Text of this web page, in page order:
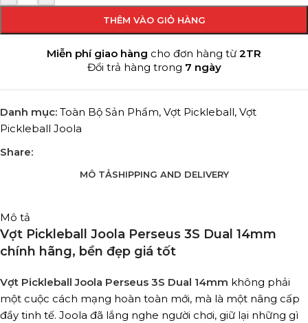
THÊM VÀO GIỎ HÀNG
Miễn phí giao hàng cho đơn hàng từ 2TR
Đổi trả hàng trong 7 ngày
Danh mục: Toàn Bộ Sản Phẩm, Vợt Pickleball, Vợt
Pickleball Joola
Share:
MÔ TẢSHIPPING AND DELIVERY
Mô tả
Vợt Pickleball Joola Perseus 3S Dual 14mm
chính hãng, bền đẹp giá tốt
Vợt Pickleball Joola Perseus 3S Dual 14mm không phải
một cuộc cách mạng hoàn toàn mới, mà là một nâng cấp
đầy tinh tế. Joola đã lắng nghe người chơi, giữ lại những gì